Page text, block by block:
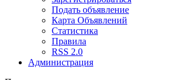
Подать объявление
Карта Объявлений
Статистика
Правила
RSS 2.0
Администрация